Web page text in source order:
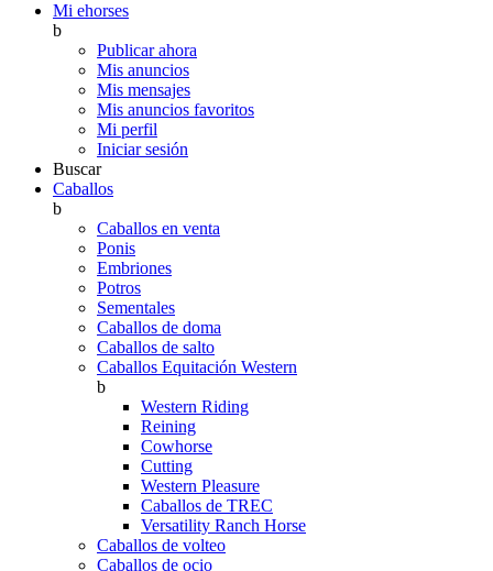
Mi ehorses
b
Publicar ahora
Mis anuncios
Mis mensajes
Mis anuncios favoritos
Mi perfil
Iniciar sesión
Buscar
Caballos
b
Caballos en venta
Ponis
Embriones
Potros
Sementales
Caballos de doma
Caballos de salto
Caballos Equitación Western
b
Western Riding
Reining
Cowhorse
Cutting
Western Pleasure
Caballos de TREC
Versatility Ranch Horse
Caballos de volteo
Caballos de ocio